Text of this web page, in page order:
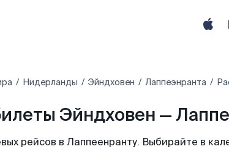
Нидерланды Эйндховен Лаппеэнранта
Эйндховен —
рейсов в Лаппеенранту. Выбирайте в